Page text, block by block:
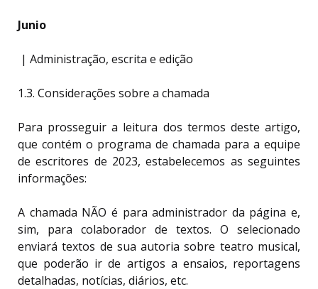
Junio
| Administração, escrita e edição
1.3. Considerações sobre a chamada
Para prosseguir a leitura dos termos deste artigo,
que contém o programa de chamada para a equipe
de escritores de 2023, estabelecemos as seguintes
informações:
A chamada NÃO é para administrador da página e,
sim, para colaborador de textos. O selecionado
enviará textos de sua autoria sobre teatro musical,
que poderão ir de artigos a ensaios, reportagens
detalhadas, notícias, diários, etc.